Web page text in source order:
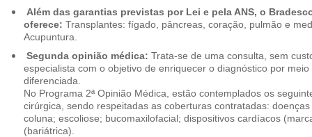
Além das garantias previstas por Lei e pela ANS, o
oferece: Transplantes: fígado, pâncreas, coração, pulmão e
Acupuntura.
Segunda opinião médica: Trata-se de uma consulta, sem
especialista com o objetivo de enriquecer o diagnóstico por
diferenciada.
No Programa 2ª Opinião Médica, estão contemplados os
cirúrgica, sendo respeitadas as coberturas contratadas:
coluna; escoliose; bucomaxilofacial; dispositivos cardíacos
(bariátrica).